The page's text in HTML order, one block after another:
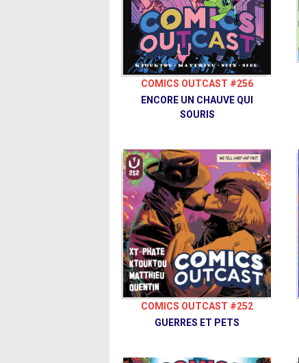
COMICS OUTCAST #256
ENCORE UN CHAUVE QUI
SOURIS
COMICS OUTCAST #252
GUERRES ET PETS